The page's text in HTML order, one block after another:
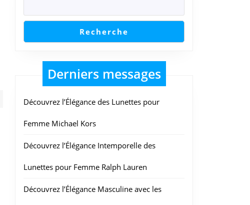
Recherche
Derniers messages
Découvrez l’Élégance des Lunettes pour
Femme Michael Kors
Découvrez l’Élégance Intemporelle des
Lunettes pour Femme Ralph Lauren
Découvrez l’Élégance Masculine avec les